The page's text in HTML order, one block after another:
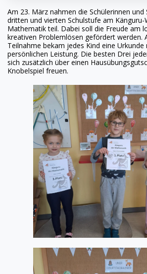
Am 23. März nahmen die Schülerinnen und
dritten und vierten Schulstufe am
Mathematik teil. Dabei soll die Freude am
kreativen Problemlösen gefördert werden.
Teilnahme bekam jedes Kind eine Urkunde
persönlichen Leistung. Die besten Drei
sich zusätzlich über einen
Knobelspiel freuen.